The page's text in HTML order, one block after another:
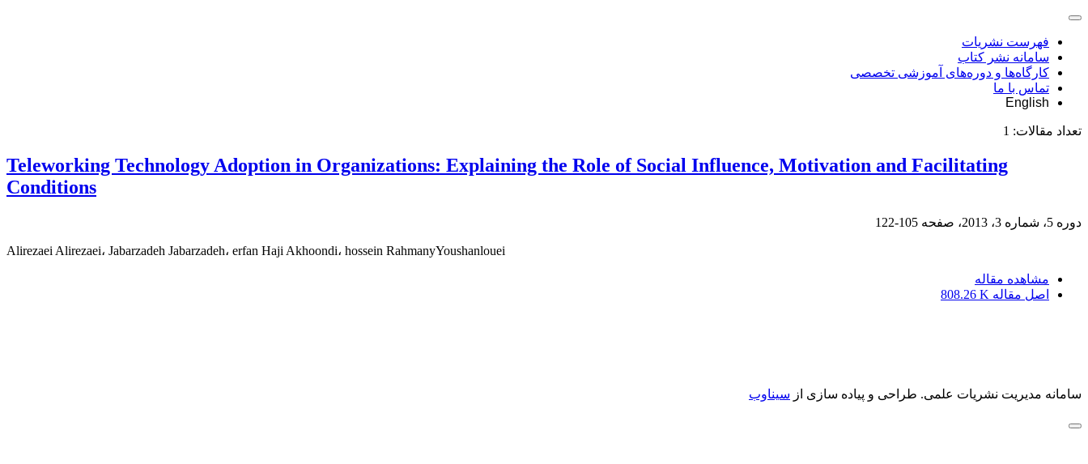
فهرست نشریات
سامانه نشر کتاب
کارگاه‌ها و دوره‌های آموزشی تخصصی
تماس با ما
English
تعداد مقالات: 1
Teleworking Technology Adoption in Organizations: Explaining the Role of Social Influence, Motivation and Facilitating
Conditions
دوره 5، شماره 3، 2013، صفحه 105-122
Alirezaei Alirezaei، Jabarzadeh Jabarzadeh، erfan Haji Akhoondi، hossein RahmanyYoushanlouei
مشاهده مقاله
اصل مقاله 808.26 K
سامانه مدیریت نشریات علمی. طراحی و پیاده سازی از سیناوب